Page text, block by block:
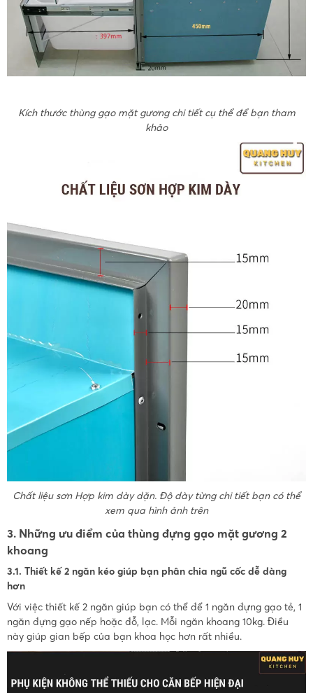
Kích thước thùng gạo mặt gương chi tiết cụ thể để bạn tham
khảo
Chất liệu sơn Hợp kim dày dặn. Độ dày từng chi tiết bạn có thể
xem qua hình ảnh trên
3. Những ưu điểm của thùng đựng gạo mặt gương 2
khoang
3.1. Thiết kế 2 ngăn kéo giúp bạn phân chia ngũ cốc dễ dàng
hơn
Với việc thiết kế 2 ngăn giúp bạn có thể để 1 ngăn đựng gạo tẻ, 1
ngăn đựng gạo nếp hoặc đỗ, lạc. Mỗi ngăn khoang 10kg. Điều
này giúp gian bếp của bạn khoa học hơn rất nhiều.